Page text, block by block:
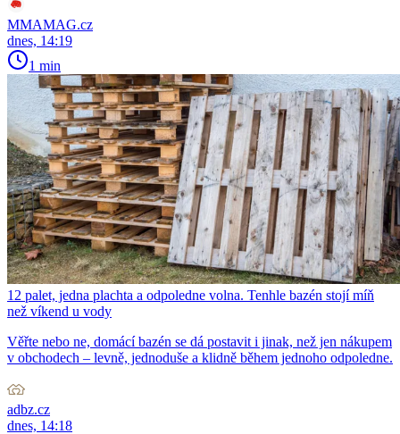
MMAMAG.cz
dnes, 14:19
1 min
12 palet, jedna plachta a odpoledne volna. Tenhle bazén stojí míň
než víkend u vody
Věřte nebo ne, domácí bazén se dá postavit i jinak, než jen nákupem
v obchodech – levně, jednoduše a klidně během jednoho odpoledne.
adbz.cz
dnes, 14:18